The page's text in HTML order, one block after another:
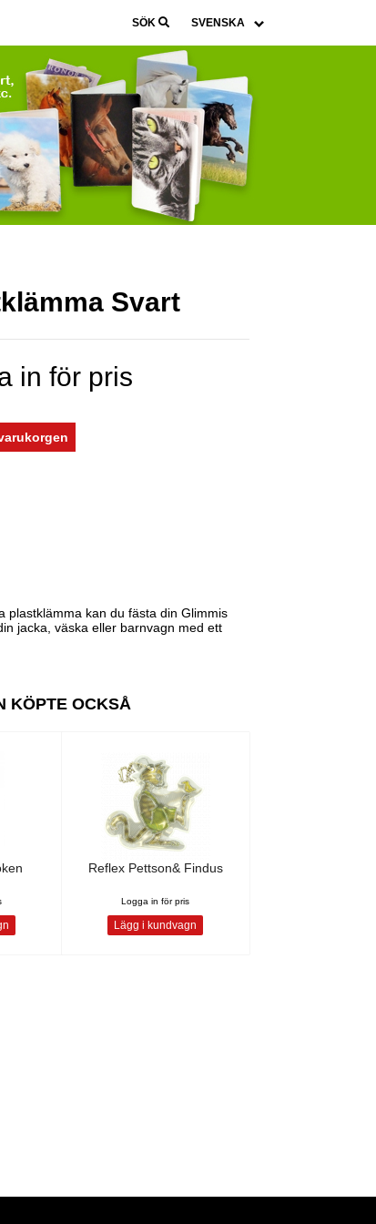
SÖK
Svart
in för pris
plastklämma kan du fästa din Glimmis
jacka, väska eller barnvagn med ett
KÖPTE OCKSÅ
Reflex Pettson& Findus
Logga in för pris
Lägg i kundvagn